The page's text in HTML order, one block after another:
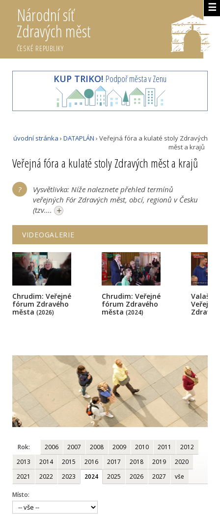
☰
Národní síť
Zdravých měst
ČESKÉ REPUBLIKY
KUP TRIKO! Podpoř města v Zenu
úvodní stránka › DATAPLÁN › Veřejná fóra a kulaté stoly Zdravých
měst a krajů
Veřejná fóra a kulaté stoly Zdravých měst a krajů
Vysvětlivka: Níže naleznete přehled termínů
veřejných Fór Zdravých měst, obcí, regionů v Česku
(tzv.... +
VIDEOGALERIE
Chrudim: Veřejné
fórum Zdravého
města (2026)
Chrudim: Veřejné
fórum Zdravého
města (2024)
Veřejné
Rok: 2006 2007 2008 2009 2010 2011
2012
2013
2014 2015 2016 2017 2018 2019
2020
2021
2022 2023 2024 2025 2026 2027 vše
Místo: